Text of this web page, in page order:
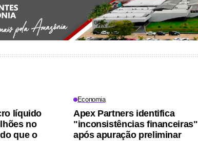
líquido
no
que o
Economia
Apex Partners identifica
"inconsistências financeiras"
após apuração preliminar